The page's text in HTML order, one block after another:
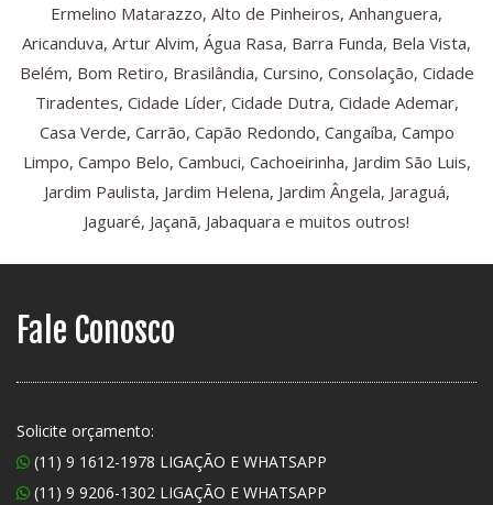
Ermelino Matarazzo, Alto de Pinheiros, Anhanguera,
Aricanduva, Artur Alvim, Água Rasa, Barra Funda, Bela Vista,
Belém, Bom Retiro, Brasilândia, Cursino, Consolação, Cidade
Tiradentes, Cidade Líder, Cidade Dutra, Cidade Ademar,
Casa Verde, Carrão, Capão Redondo, Cangaíba, Campo
Limpo, Campo Belo, Cambuci, Cachoeirinha, Jardim São Luis,
Jardim Paulista, Jardim Helena, Jardim Ângela, Jaraguá,
Jaguaré, Jaçanã, Jabaquara e muitos outros!
Fale Conosco
Solicite orçamento:
(11) 9 1612-1978 LIGAÇÃO E WHATSAPP
(11) 9 9206-1302 LIGAÇÃO E WHATSAPP